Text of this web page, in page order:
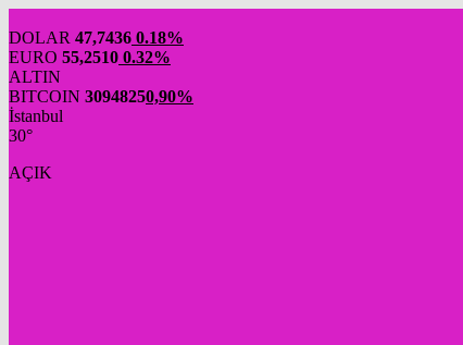
DOLAR 47,7436 0.18%
EURO 55,2510 0.32%
ALTIN
BITCOIN 30948250,90%
İstanbul
30°
AÇIK